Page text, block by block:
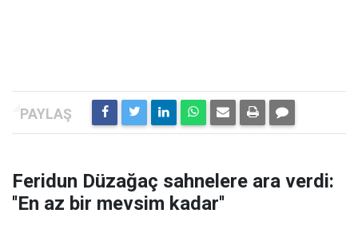
Feridun Düzağaç sahnelere ara verdi:
''En az bir mevsim kadar''